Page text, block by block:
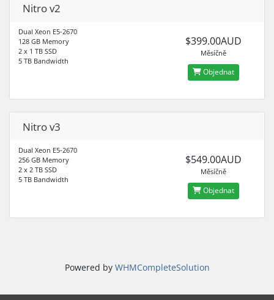
Nitro v2
Dual Xeon E5-2670
128 GB Memory
2 x 1 TB SSD
5 TB Bandwidth
$399.00AUD
Měsíčně
Objednat
Nitro v3
Dual Xeon E5-2670
256 GB Memory
2 x 2 TB SSD
5 TB Bandwidth
$549.00AUD
Měsíčně
Objednat
Powered by WHMCompleteSolution